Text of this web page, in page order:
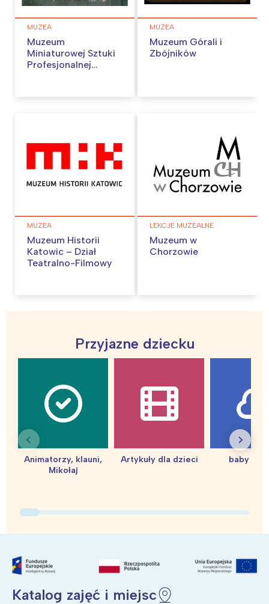
MUZEA
Muzeum
Miniaturowej Sztuki
Profesjonalnej
MUZEA
Muzeum Górali i
Zbójników
MUZEA
Muzeum Historii
Katowic – Dział
Teatralno-Filmowy
LEKCJE MUZEALNE
Muzeum w
Chorzowie
Przyjazne dziecku
Animatorzy, klauni,
Mikołaj
Artykuły dla dzieci baby
Katalog zajęć i miejsc
Wybieram